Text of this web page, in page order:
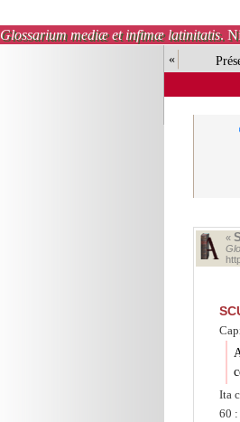
Glossarium mediæ et infimæ latinitatis.
«
«
Ita
60 :